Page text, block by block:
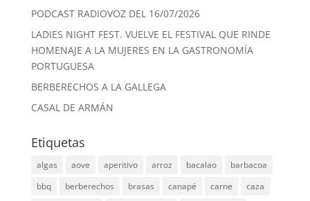
PODCAST RADIOVOZ DEL 16/07/2026
LADIES NIGHT FEST. VUELVE EL FESTIVAL QUE RINDE
HOMENAJE A LA MUJERES EN LA GASTRONOMÍA
PORTUGUESA
BERBERECHOS A LA GALLEGA
CASAL DE ARMÁN
Etiquetas
algas aove aperitivo arroz bacalao
barbacoa
bbq
berberechos brasas canapé carne
caza